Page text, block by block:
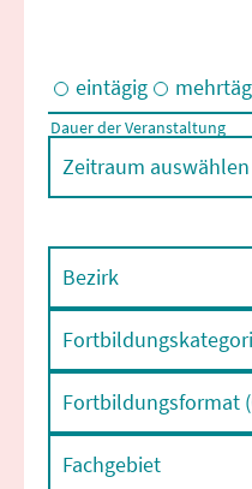
Eintägige und/oder
eintägig
Dauer der Veranstaltung
Zeitraum auswählen
Bezirk
Fortbildungsformat
Fachgebiet